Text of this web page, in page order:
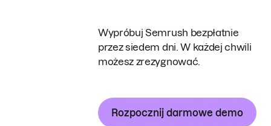
Wypróbuj Semrush bezpłatnie
przez siedem dni. W każdej chwili
możesz zrezygnować.
Rozpocznij darmowe demo